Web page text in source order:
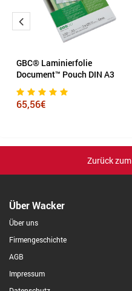
GBC® Laminierfolie
Document™ Pouch DIN A3
65,56€
Zurück
Über Wacker
Über uns
Firmengeschichte
AGB
Impressum